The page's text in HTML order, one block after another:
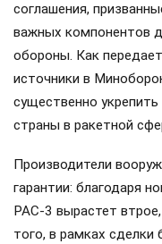
соглашения,
важных компонентов
обороны. Как
источники в
существенно
страны в ракетной
Производители
гарантии: благодаря
PAC-3 вырастет
того, в рамках сделки